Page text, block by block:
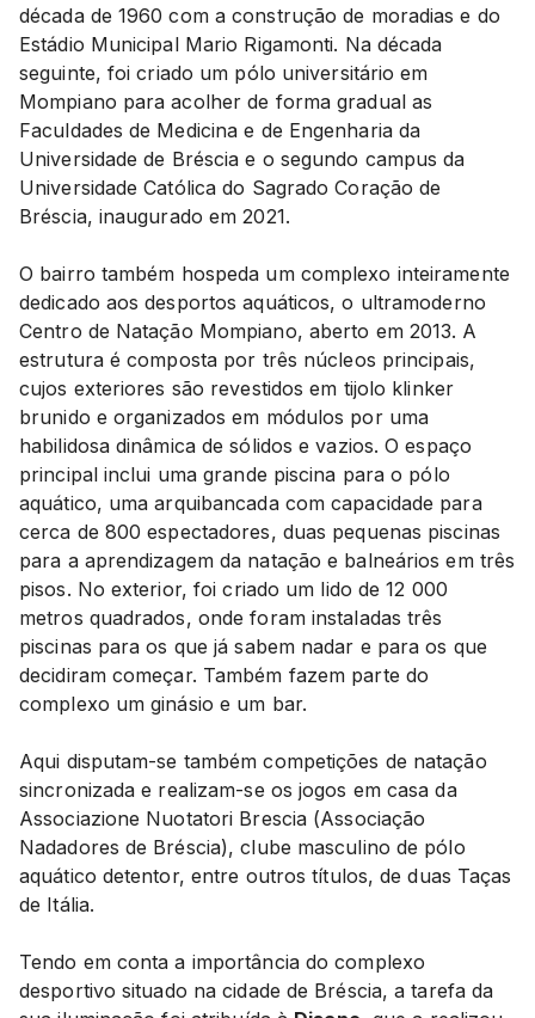
década de 1960 com a construção de moradias e do
Estádio Municipal Mario Rigamonti. Na década
seguinte, foi criado um pólo universitário em
Mompiano para acolher de forma gradual as
Faculdades de Medicina e de Engenharia da
Universidade de Bréscia e o segundo campus da
Universidade Católica do Sagrado Coração de
Bréscia, inaugurado em 2021.
O bairro também hospeda um complexo inteiramente
dedicado aos desportos aquáticos, o ultramoderno
Centro de Natação Mompiano, aberto em 2013. A
estrutura é composta por três núcleos principais,
cujos exteriores são revestidos em tijolo klinker
brunido e organizados em módulos por uma
habilidosa dinâmica de sólidos e vazios. O espaço
principal inclui uma grande piscina para o pólo
aquático, uma arquibancada com capacidade para
cerca de 800 espectadores, duas pequenas piscinas
para a aprendizagem da natação e balneários em três
pisos. No exterior, foi criado um lido de 12 000
metros quadrados, onde foram instaladas três
piscinas para os que já sabem nadar e para os que
decidiram começar. Também fazem parte do
complexo um ginásio e um bar.
Aqui disputam-se também competições de natação
sincronizada e realizam-se os jogos em casa da
Associazione Nuotatori Brescia (Associação
Nadadores de Bréscia), clube masculino de pólo
aquático detentor, entre outros títulos, de duas Taças
de Itália.
Tendo em conta a importância do complexo
desportivo situado na cidade de Bréscia, a tarefa da